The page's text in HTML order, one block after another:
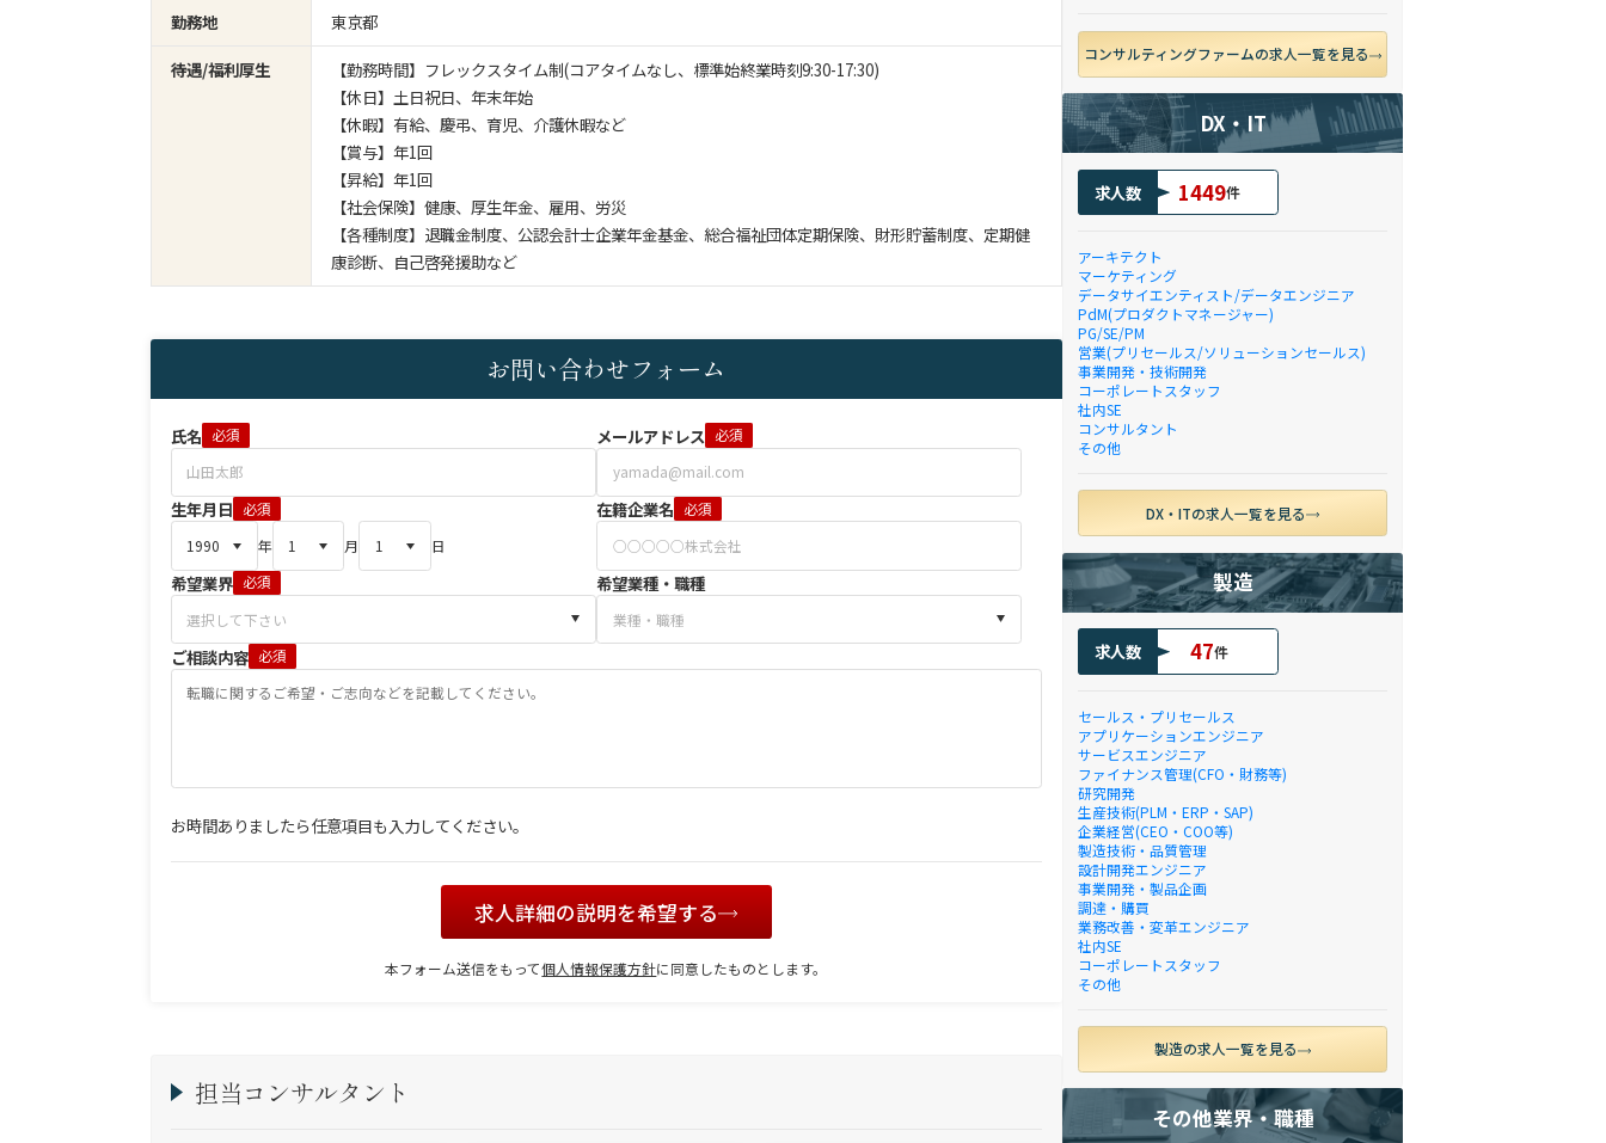
勤務地
東京都
待遇/福利厚生
【勤務時間】フレックスタイム制(コアタイムなし、標準始終業時刻9:30-17:30)
【休日】土日祝日、年末年始
【休暇】有給、慶弔、育児、介護休暇など
【賞与】年1回
【昇給】年1回
【社会保険】健康、厚生年金、雇用、労災
【各種制度】退職金制度、公認会計士企業年金基金、総合福祉団体定期保険、財形貯蓄制度、定期健
康診断、自己啓発援助など
お問い合わせフォーム
氏名 必須 メールアドレス 必須
生年月日 必須
年
月 日
在籍企業名 必須
希望業界 必須 希望業種・職種
ご相談内容 必須
お時間ありましたら任意項目も入力してください。
求人詳細の説明を希望する
本フォーム送信をもって個人情報保護方針に同意したものとします。
担当コンサルタント
コンサルティングファームの求人一覧を見る
DX・IT
求人数 1449件
アーキテクト
マーケティング
データサイエンティスト/データエンジニア
PdM(プロダクトマネージャー)
PG/SE/PM
営業(プリセールス/ソリューションセールス)
事業開発・技術開発
コーポレートスタッフ
社内SE
コンサルタント
その他
DX・ITの求人一覧を見る
製造
求人数 47件
セールス・プリセールス
アプリケーションエンジニア
サービスエンジニア
ファイナンス管理(CFO・財務等)
研究開発
生産技術(PLM・ERP・SAP)
企業経営(CEO・COO等)
製造技術・品質管理
設計開発エンジニア
事業開発・製品企画
調達・購買
業務改善・変革エンジニア
社内SE
コーポレートスタッフ
その他
製造の求人一覧を見る
その他業界・職種